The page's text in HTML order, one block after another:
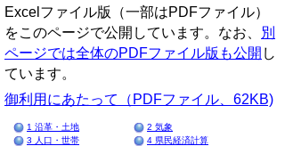
Excelファイル版（一部はPDFファイル）
をこのページで公開しています。なお、
別
ページでは全体のPDFファイル版も公開 し
ています。
御利用にあたって（PDFファイル、62KB)
1 沿革・土地
2 気象
3 人口・世帯
4 県民経済計算